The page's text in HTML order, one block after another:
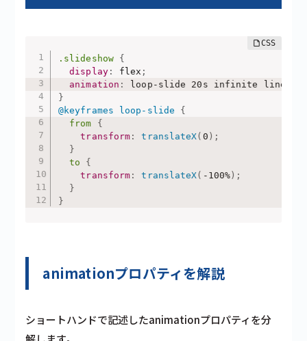
.slideshow
{
display: flex ;
animation :
loop-slide 20s infinite linear
}
@keyframes loop-slide
{
from
{
transform : translateX( 0 ) ;
}
to
{
transform : translateX( -100%) ;
}
}
animationプロパティを解説
ショートハンドで記述したanimationプロパティを分